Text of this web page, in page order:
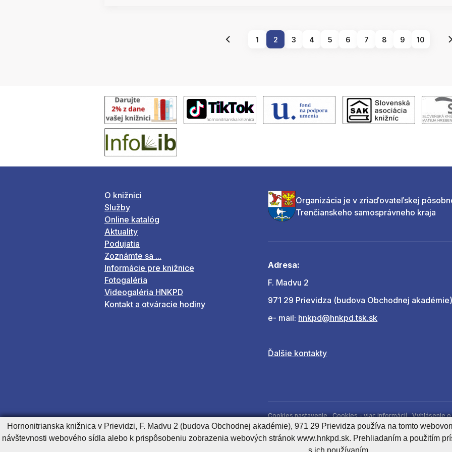
1 2 3 4 5 6 7 8 9 10
O knižnici
Služby
Online katalóg
Aktuality
Podujatia
Zoznámte sa ...
Informácie pre knižnice
Fotogaléria
Videogaléria HNKPD
Kontakt a otváracie hodiny
Organizácia je v zriaďovateľskej
Trenčianskeho samosprávneho kraja
Adresa:
F. Madvu 2
971 29 Prievidza (budova Obchodnej
e- mail: hnkpd@hnkpd.tsk.sk
Ďalšie kontakty
Cookies nastavenie Cookies - viac informácií
Vyhlásenie
Správca obsahu
Hornonitrianska knižnica v Prievidzi, F. Madvu 2 (budova Obchodnej akadémie), 971 29 Prievidza používa na tomto
návštevnosti webového sídla alebo k prispôsobeniu zobrazenia webových stránok www.hnkpd.sk. Prehliadaním a použitím
s ich používaním.